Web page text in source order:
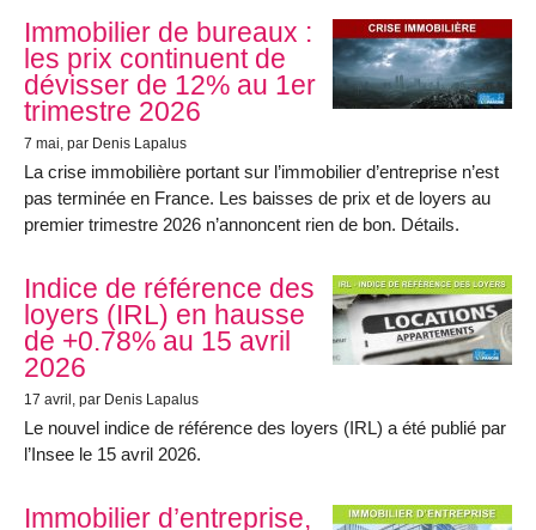
Immobilier de bureaux :
les prix continuent de
dévisser de 12% au 1er
trimestre 2026
7 mai, par Denis Lapalus
La crise immobilière portant sur l’immobilier d’entreprise n’est
pas terminée en France. Les baisses de prix et de loyers au
premier trimestre 2026 n’annoncent rien de bon. Détails.
Indice de référence des
loyers (IRL) en hausse
de +0.78% au 15 avril
2026
17 avril , par Denis Lapalus
Le nouvel indice de référence des loyers (IRL) a été publié par
l’Insee le 15 avril 2026.
Immobilier d’entreprise,